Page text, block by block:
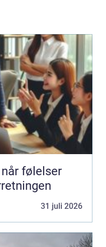
31 juli 2026